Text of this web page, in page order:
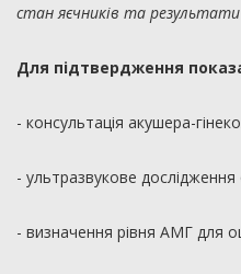
стан яєчників та результати
Для підтвердження
- консультація акушера-
- ультразвукове дослідження
- визначення рівня АМГ для